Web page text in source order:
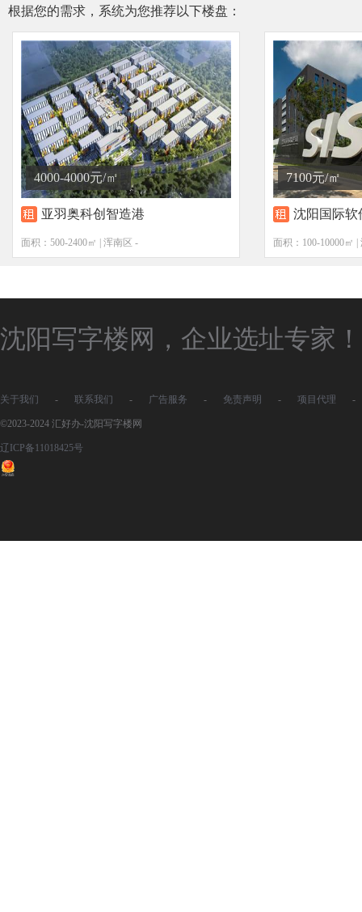
根据您的需求，系统为您推荐以下楼盘：
4000-4000元/㎡
亚羽奥科创智造港
面积：500-2400㎡ | 浑南区 -
7100元/㎡
沈阳国际软
面积：100-10000㎡
沈阳写字楼网，企业选址专家！
关于我们 - 联系我们 - 广告服务 - 免责声明 - 项目代理 -
©2023-2024 汇好办-沈阳写字楼网
辽ICP备11018425号